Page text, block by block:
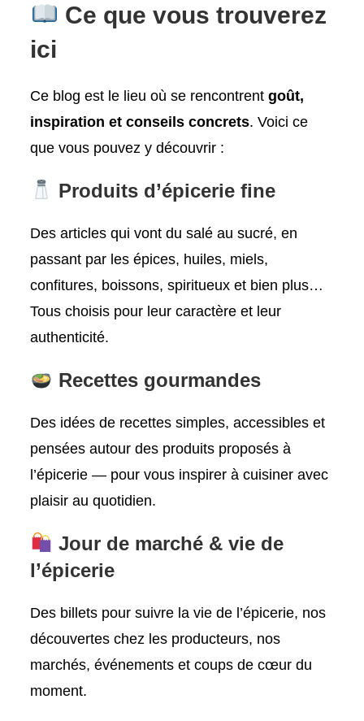
Ce que vous trouverez
ici
Ce blog est le lieu où se rencontrentgoût,
inspiration et conseils concrets. Voici ce
que vous pouvez y découvrir :
Produits d’épicerie fine
Des articles qui vont du salé au sucré, en
passant par les épices, huiles, miels,
confitures, boissons, spiritueux et bien plus…
Tous choisis pour leur caractère et leur
authenticité.
Recettes gourmandes
Des idées de recettes simples, accessibles et
pensées autour des produits proposés à
l’épicerie — pour vous inspirer à cuisiner avec
plaisir au quotidien.
Jour de marché & vie de
l’épicerie
Des billets pour suivre la vie de l’épicerie, nos
découvertes chez les producteurs, nos
marchés, événements et coups de cœur du
moment.